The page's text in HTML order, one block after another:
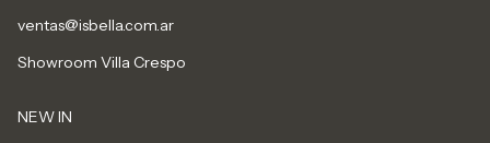
ventas@isbella.com.ar
Showroom Villa Crespo
NEW IN